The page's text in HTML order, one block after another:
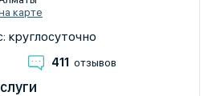
карте
круглосуточно
411 отзывов